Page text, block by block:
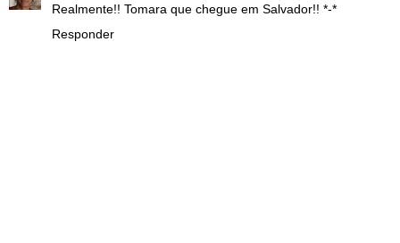
Realmente!! Tomara que chegue em Salvador!! *-*
Responder